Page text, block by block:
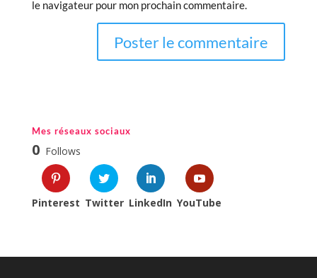
le navigateur pour mon prochain commentaire.
Mes réseaux sociaux
0 Follows
Pinterest Twitter LinkedIn YouTube